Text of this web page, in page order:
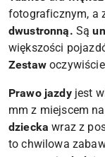
fotograficznym, a
dwustronną. Są
większości
Zestaw
Prawo jazdyjest
mm z miejscem na
dziecka wraz z
to chwilowa